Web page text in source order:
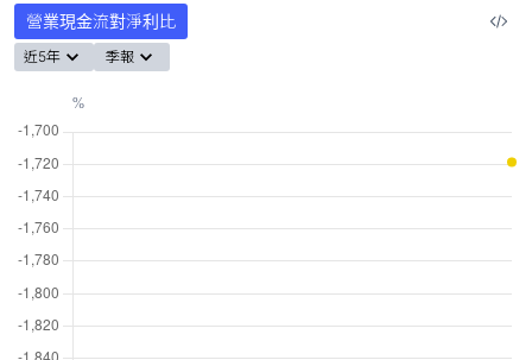
營業現金流對淨利比
近5年 季報